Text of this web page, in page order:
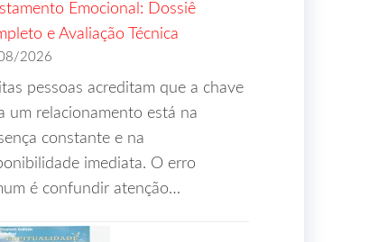
Emocional: Dossiê
e Avaliação Técnica
2026
pessoas acreditam que a chave
um relacionamento está na
constante e na
imediata. O erro
é confundir atenção…